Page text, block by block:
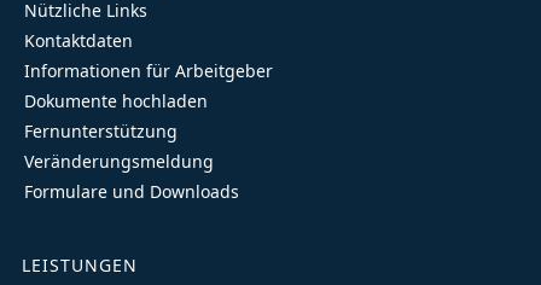
Nützliche Links
Kontaktdaten
Informationen für Arbeitgeber
Dokumente hochladen
Fernunterstützung
Veränderungsmeldung
Formulare und Downloads
LEISTUNGEN